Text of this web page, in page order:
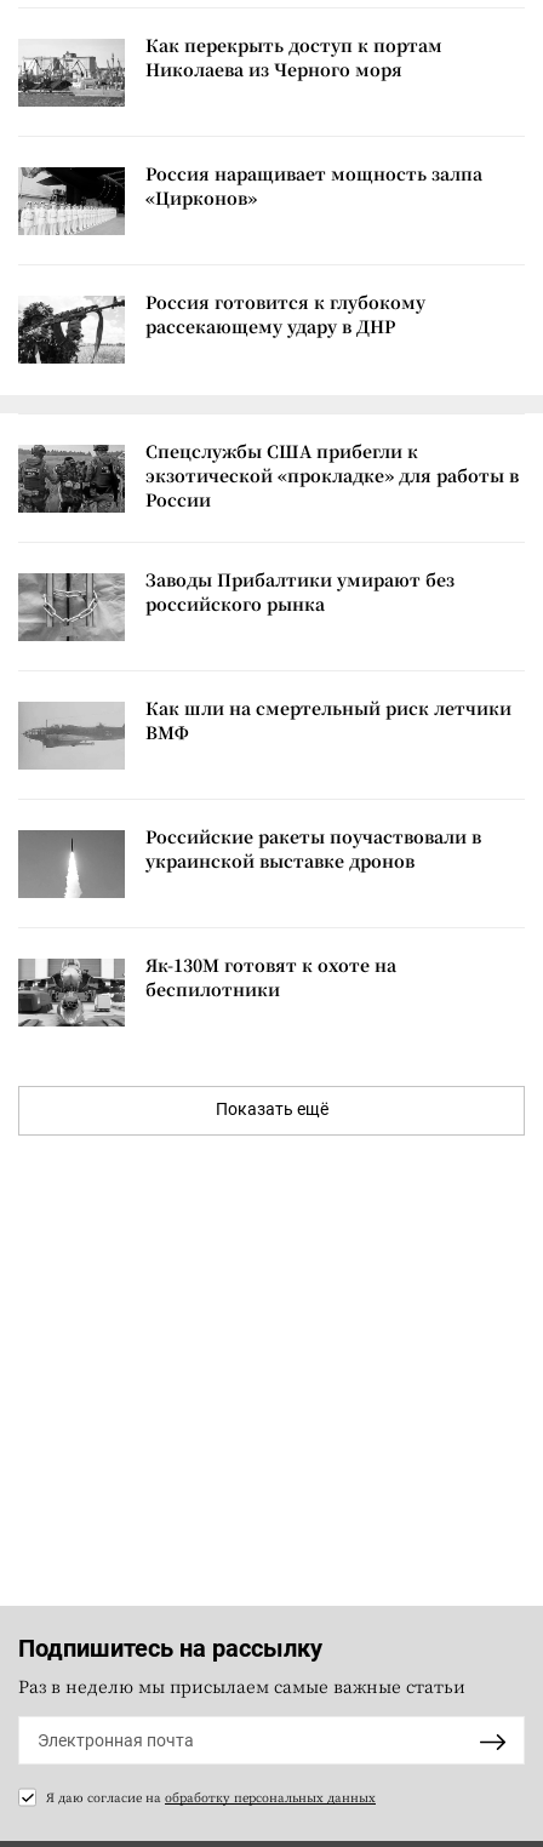
Как перекрыть доступ к портам
Николаева из Черного моря
Россия наращивает мощность залпа
«Цирконов»
Россия готовится к глубокому
рассекающему удару в ДНР
Спецслужбы США прибегли к
экзотической «прокладке» для работы в
России
Заводы Прибалтики умирают без
российского рынка
Как шли на смертельный риск летчики
ВМФ
Российские ракеты поучаствовали в
украинской выставке дронов
Як-130М готовят к охоте на
беспилотники
Показать ещё
Подпишитесь на рассылку
Раз в неделю мы присылаем самые важные статьи
Я даю согласие на обработку персональных данных